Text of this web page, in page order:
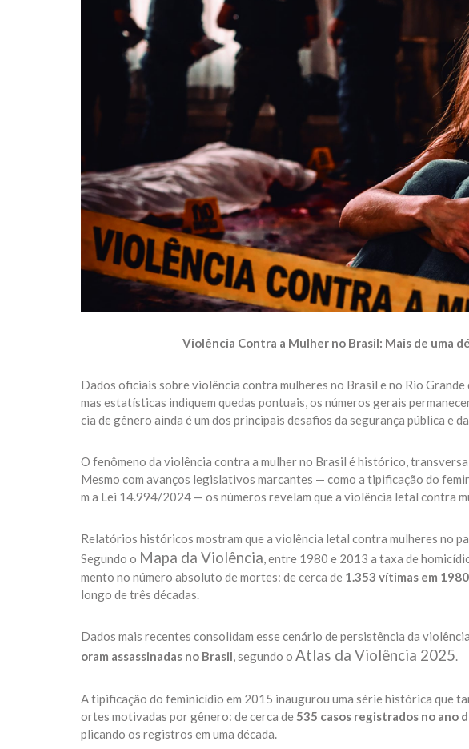
Violência Contra a Mulher no Brasil: Mais de uma
Dados oficiais sobre violência contra mulheres no Brasil e no Rio
mas estatísticas indiquem quedas pontuais, os números gerais
cia de gênero ainda é um dos principais desafios da segurança pública e
O fenômeno da violência contra a mulher no Brasil é histórico,
Mesmo com avanços legislativos marcantes — como a tipificação do
m a Lei 14.994/2024 — os números revelam que a violência letal contra
Relatórios históricos mostram que a violência letal contra mulheres no
Segundo o Mapa da Violência, entre 1980 e 2013 a taxa de
mento no número absoluto de mortes: de cerca de 1.353 vítimas em
longo de três décadas.
Dados mais recentes consolidam esse cenário de persistência da
oram assassinadas no Brasil, segundo o Atlas da Violência 2025.
A tipificação do feminicídio em 2015 inaugurou uma série histórica que
ortes motivadas por gênero: de cerca de 535 casos registrados no ano
plicando os registros em uma década.